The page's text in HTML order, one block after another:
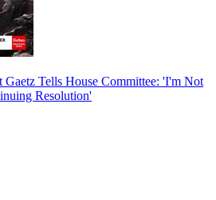
Tells House Committee: 'I'm Not
Resolution'